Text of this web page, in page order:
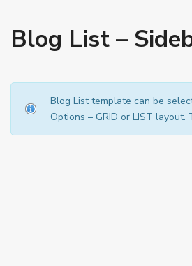
Blog List –
Blog List template can be
Options – GRID or LIST layout.